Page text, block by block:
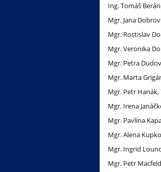
Ing. Tomáš
Mgr. Jana
Mgr. Rostislav
Mgr. Veronika
Mgr. Petra
Mgr. Marta
Mgr. Petr Hanák,
Mgr. Irena
Mgr. Pavlína
Mgr. Alena
Mgr. Ingrid
Mgr. Petr